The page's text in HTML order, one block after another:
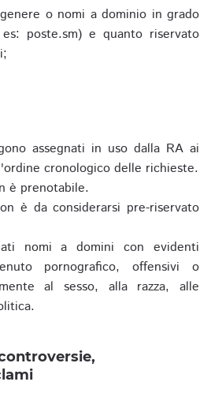
o nomi a dominio in grado
poste.sm) e quanto riservato
assegnati in uso dalla RA ai
cronologico delle richieste.
è prenotabile.
è da considerarsi pre-riservato
nomi a domini con evidenti
pornografico, offensivi o
al sesso, alla razza, alle